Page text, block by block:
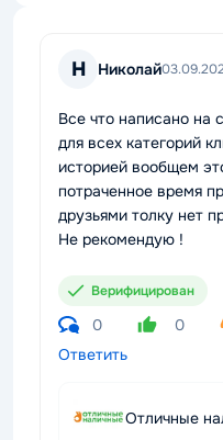
Н Николай
Все что написано на
для всех категорий
историей вообщем
потраченное время
друзьями толку нет
Не рекомендую !
Верифицирован
0 0
Ответить
Отличные